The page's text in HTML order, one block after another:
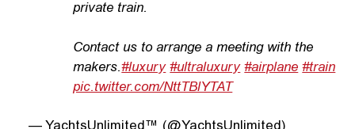
private train.
Contact us to arrange a meeting with the
makers.#luxury #ultraluxury #airplane #train
pic.twitter.com/NttTBlYTAT
— YachtsUnlimited™ (@YachtsUnlimited)